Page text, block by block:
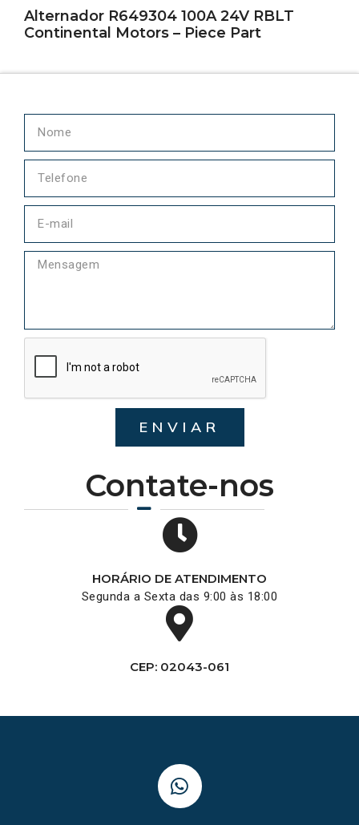
Alternador R649304 100A 24V RBLT
Continental Motors – Piece Part
Contate-nos
HORÁRIO DE ATENDIMENTO
Segunda a Sexta das 9:00 às 18:00
CEP: 02043-061
ENVIAR